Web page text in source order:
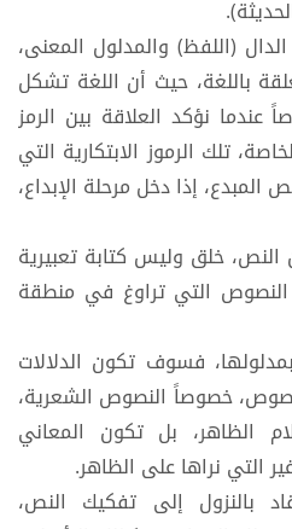
(اللفظ) والمدلول المعنى،
باللغة، حيث أن اللغة تشكل
نؤكد العلاقة بين الرمز
تلك الرموز الابتكارية التي
المبدع، إذا دخل مرحلة الإبداع،
خلق وليس كتابة تعبيرية
النصوص التي تراوغ في منطقة
فسوف تكون الدلالات
خصوصاً النصوص الشعرية،
الظاهر، بل تكون المعاني
التي نراها على الظاهر.
بالنزول إلى تفكيك النص،